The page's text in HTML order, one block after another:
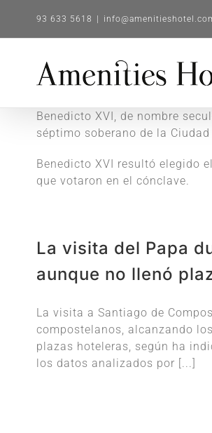
contenido
93 633 5618
Benedicto XVI, de nombre
séptimo soberano de la
Benedicto XVI resultó elegido
que votaron en el cónclave.​
La visita del Papa
aunque no llenó
La visita a Santiago de
compostelanos, alcanzando
plazas hoteleras, según ha
los datos analizados por [...]